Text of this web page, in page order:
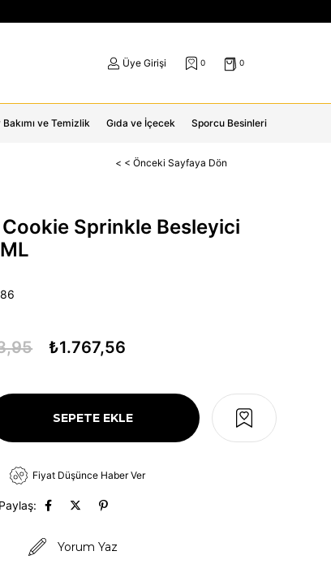
Üye Girişi 0 0
Bakımı ve Temizlik Gıda ve İçecek Sporcu Besinleri
< < Önceki Sayfaya Dön
Sprinkle Besleyici
₺1.767,56
Fiyat Düşünce Haber Ver
Paylaş:
Yorum Yaz